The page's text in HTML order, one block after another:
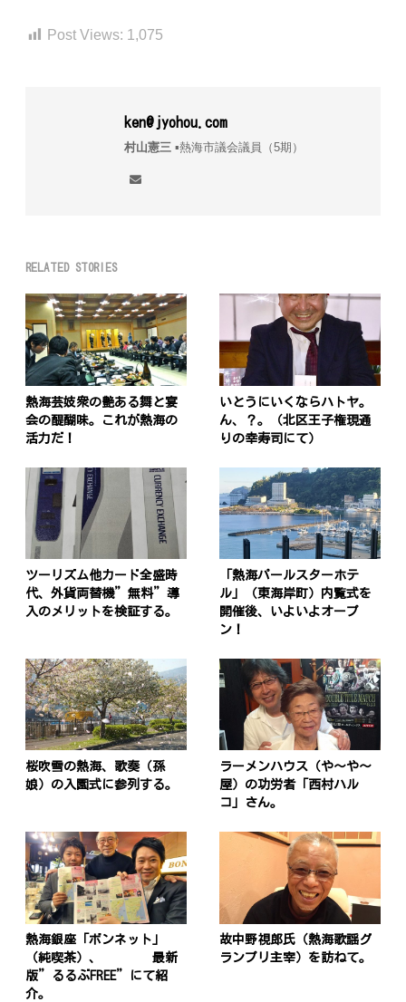
Post Views: 1,075
ken@jyohou.com
村山憲三▪︎熱海市議会議員（5期）
RELATED STORIES
熱海芸妓衆の艶ある舞と宴
会の醍醐味。これが熱海の
活力だ！
いとうにいくならハトヤ。
ん、？。（北区王子権現通
りの幸寿司にて）
ツーリズム他カード全盛時
代、外貨両替機”無料”導
入のメリットを検証する。
「熱海パールスターホテ
ル」（東海岸町）内覧式を
開催後、いよいよオープ
ン！
桜吹雪の熱海、歌奏（孫
娘）の入園式に参列する。
ラーメンハウス（や〜や〜
屋）の功労者「西村ハル
コ」さん。
熱海銀座「ボンネット」
（純喫茶）、 最新
版”るるぶFREE”にて紹
介。
故中野視郎氏（熱海歌謡グ
ランプリ主宰）を訪ねて。